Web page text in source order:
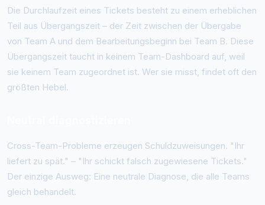
Die Durchlaufzeit eines Tickets besteht zu einem erheblichen
Teil aus Übergangszeit – der Zeit zwischen der Übergabe
von Team A und dem Bearbeitungsbeginn bei Team B. Diese
Übergangszeit taucht in keinem Team-Dashboard auf, weil
sie keinem Team zugeordnet ist. Wer sie misst, findet oft den
größten Hebel.
Cross-Team-Probleme erzeugen Schuldzuweisungen. "Ihr
liefert zu spät." – "Ihr schickt falsch zugewiesene Tickets."
Der einzige Ausweg: Eine neutrale Diagnose, die alle Teams
gleich behandelt.